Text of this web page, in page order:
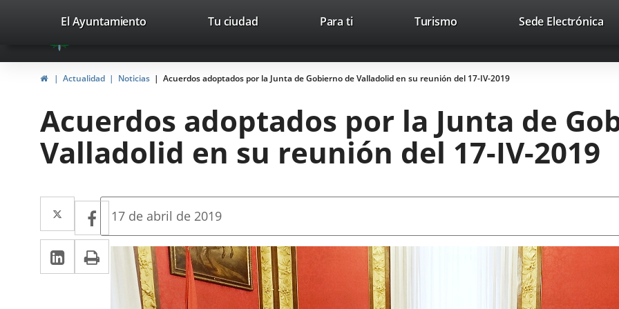
Portal
Web
del
Valladolid
avaTop Trabaja con nosotros Contacto
valladolid.es
El Ayuntamiento Tu ciudad Para ti TurismoThis
open
in
up
window.
Sede ElectrónicaLink
HomeActualidad Noticias Acuerdos adoptados por la Junta de Gobierno de Valladolid en su reunión del 17-IV-2019
Acuerdos adoptados por la Junta de
Valladolid en su reunión del 17-IV-2019
Twitter
Enlace
a
una
aplicación
Facebook
Enlace
a
una
aplicación
Linkedin
Enlace
a
Print
Fecha
la
noticia
17 de abril de 2019